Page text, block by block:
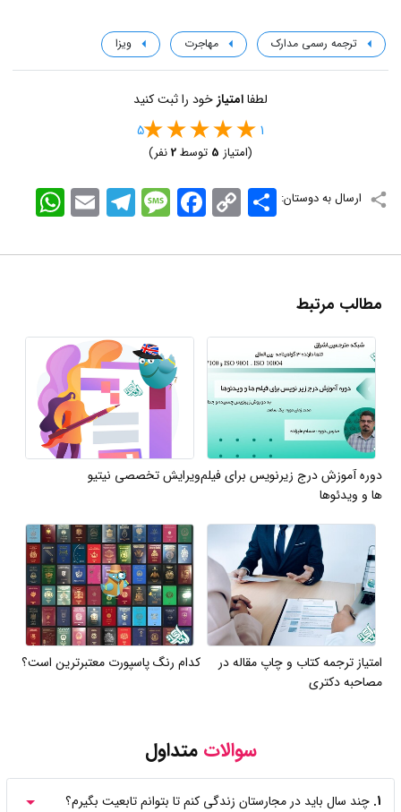
ترجمه رسمی مدارک مهاجرت ویزا
لطفاامتیاز خود را ثبت کنید
1
5
(امتیاز 5 توسط2نفر)
ارسال به دوستان: WhatsApp EmailTelegramMessageFacebook Copy
Link
اشتراک
مطالب مرتبط
دوره آموزش درج زیرنویس برای فیلم
ها و ویدئوها
ویرایش تخصصی نیتیو
امتیاز ترجمه کتاب و چاپ مقاله در
مصاحبه دکتری
کدام رنگ پاسپورت معتبرترین است؟
سوالاتمتداول
1. چند سال باید در مجارستان زندگی کنم تا بتوانم تابعیت بگیرم؟